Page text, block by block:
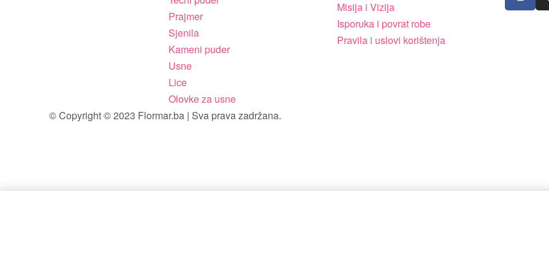
Prajmer
Sjenila
Kameni puder
Usne
Lice
Olovke za usne
Misija i Vizija
Isporuka i povrat robe
Pravila i uslovi korištenja
© Copyright © 2023 Flormar.ba | Sva prava zadržana.